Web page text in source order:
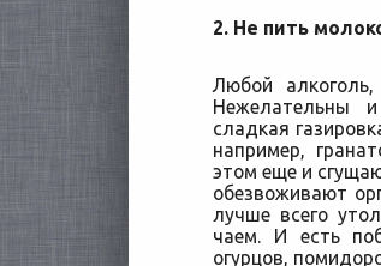
2. Не пить
Любой
Нежелательны
сладкая
например,
этом еще и
обезвоживают
лучше всего
чаем. И есть
огурцов,